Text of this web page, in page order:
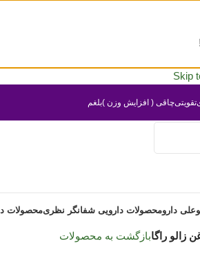
Skip
تقویتیچاقی ( افزایش وزن )بلغم
دارومحصولات دارویی شفانگر نظریمحصولات
زالو راگابازگشت به محصولات